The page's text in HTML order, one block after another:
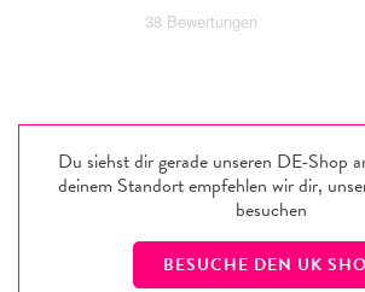
Du siehst dir gerade unseren DE-Shop
deinem Standort empfehlen wir dir,
besuchen
BESUCHE DEN UK